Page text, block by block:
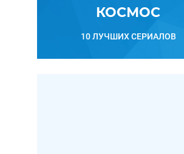
КОСМОС
10 ЛУЧШИХ СЕРИАЛОВ